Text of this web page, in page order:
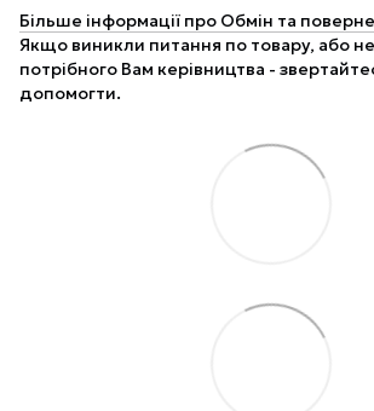
Більше інформації про Обмін та
Якщо виникли питання по товару, або
потрібного Вам керівництва -
допомогти.